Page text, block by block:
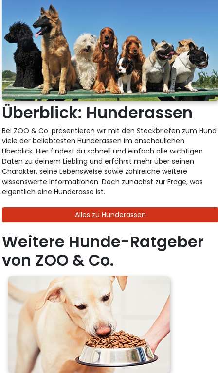
Überblick: Hunderassen
Bei ZOO & Co. präsentieren wir mit den Steckbriefen zum Hund
viele der beliebtesten Hunderassen im anschaulichen
Überblick. Hier findest du schnell und einfach alle wichtigen
Daten zu deinem Liebling und erfährst mehr über seinen
Charakter, seine Lebensweise sowie zahlreiche weitere
wissenswerte Informationen. Doch zunächst zur Frage, was
eigentlich eine Hunderasse ist.
Alles zu Hunderassen
Weitere Hunde-Ratgeber
von ZOO & Co.